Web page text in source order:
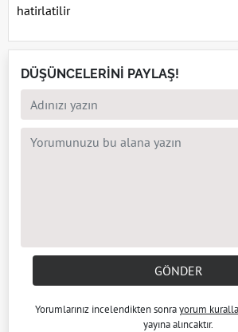
hatirlatilir
DÜŞÜNCELERİNİ PAYLAŞ!
GÖNDER
Yorumlarınız incelendikten sonrayorum
yayına alıncaktır.